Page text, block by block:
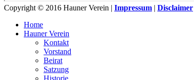
Copyright © 2016 Hauner Verein | Impressum | Disclaimer
Home
Hauner Verein
Kontakt
Vorstand
Beirat
Satzung
Historie